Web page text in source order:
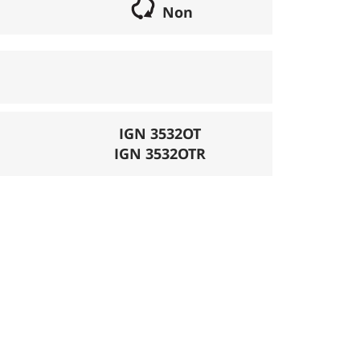
Non
lorsqu'il s'agit d'une boucle. Les chemins
peut se réaliser avec un vélo semi
La difficulté de la descente est
IGN 3532OT
IGN 3532OTR